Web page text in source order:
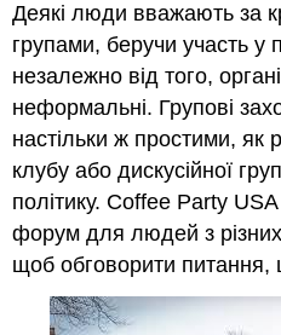
Деякі люди вважають за
групами, беручи участь у
незалежно від того,
неформальні. Групові
настільки ж простими, як
клубу або дискусійної
політику. Coffee Party
форум для людей з різних
щоб обговорити